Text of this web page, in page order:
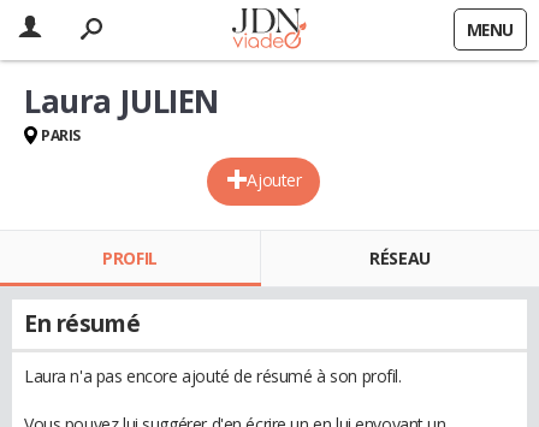
MENU
Ajouter
Laura JULIEN
PARIS
PROFIL RÉSEAU
En résumé
Laura n'a pas encore ajouté de résumé à son profil.